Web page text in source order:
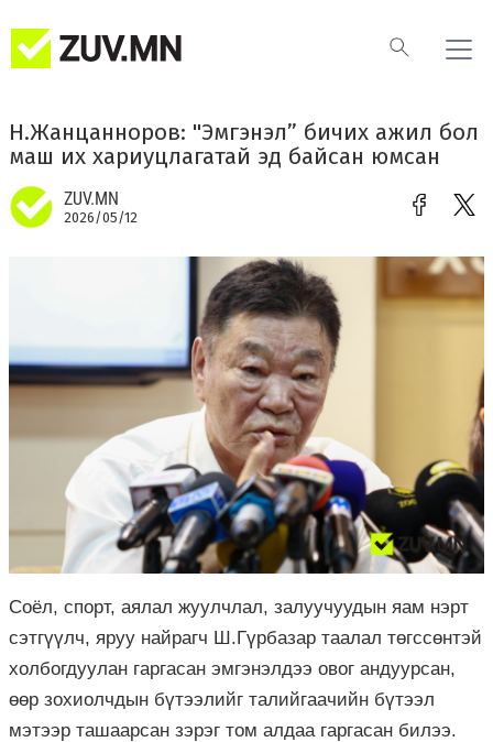
Н.Жанцанноров: "Эмгэнэл” бичих ажил бол
маш их хариуцлагатай эд байсан юмсан
ZUV.MN
2026/05/12
Соёл, спорт, аялал жуулчлал, залуучуудын яам нэрт
сэтгүүлч, яруу найрагч Ш.Гүрбазар таалал төгссөнтэй
холбогдуулан гаргасан эмгэнэлдээ овог андуурсан,
өөр зохиолчдын бүтээлийг талийгаачийн бүтээл
мэтээр ташаарсан зэрэг том алдаа гаргасан билээ.